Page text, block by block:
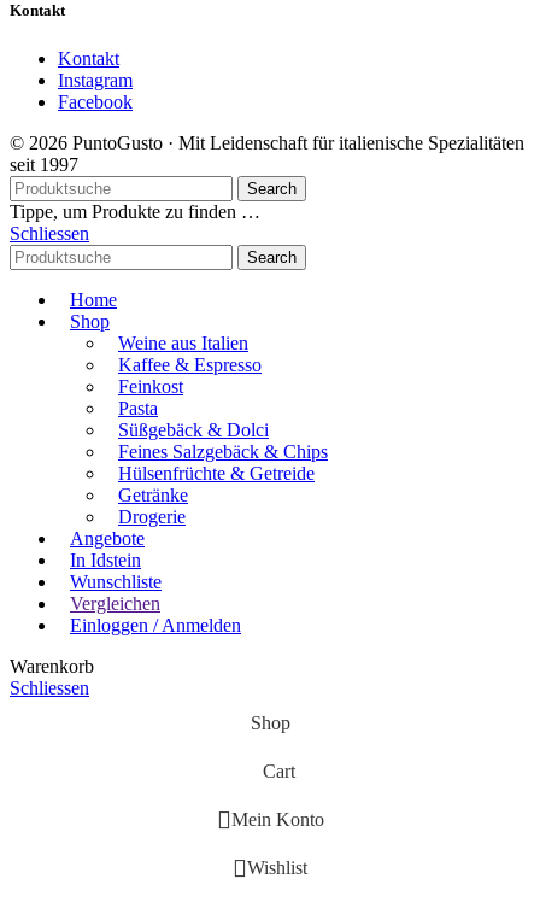
Kontakt
Kontakt
Instagram
Facebook
© 2026 PuntoGusto · Mit Leidenschaft für italienische Spezialitäten
seit 1997
Search
Tippe, um Produkte zu finden …
Schliessen
Search
Home
Shop
Weine aus Italien
Kaffee & Espresso
Feinkost
Pasta
Süßgebäck & Dolci
Feines Salzgebäck & Chips
Hülsenfrüchte & Getreide
Getränke
Drogerie
Angebote
In Idstein
Wunschliste
Vergleichen
Einloggen / Anmelden
Warenkorb
Schliessen
Shop
Cart
Mein Konto
Wishlist